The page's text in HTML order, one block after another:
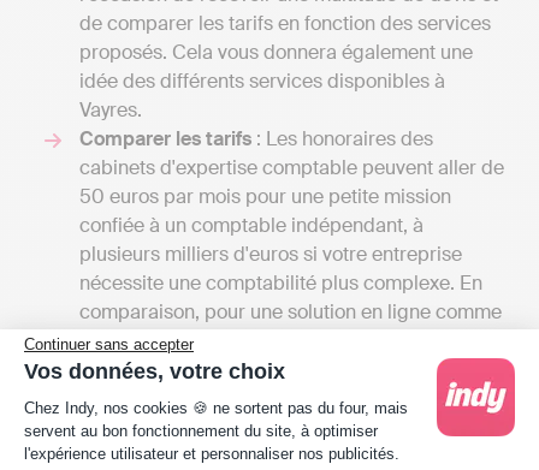
Continuer sans accepter
Vos données, votre choix
Plateforme de Gestion du Consentement :
Chez Indy, nos cookies 🍪 ne sortent pas du four, mais
servent au bon fonctionnement du site, à optimiser
l'expérience utilisateur et personnaliser nos publicités.
de comparer les tarifs en fonction des services
proposés. Cela vous donnera également une
idée des différents services disponibles à
Vayres.
Comparer les tarifs : Les honoraires des
cabinets d'expertise comptable peuvent aller de
50 euros par mois pour une petite mission
confiée à un comptable indépendant, à
plusieurs milliers d'euros si votre entreprise
nécessite une comptabilité plus complexe. En
comparaison, pour une solution en ligne comme
Indy, il faut compter entre 240 € et 588 € / an
HT selon la taille d'entreprise, car Indy ne fait
qu’assister les professionnels dans la gestion de
leur comptabilité, à l’inverse de l’expert-
comptable qui réalisera toutes les démarches à